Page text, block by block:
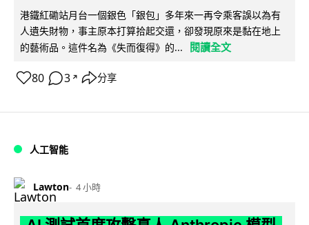
港鐵紅磡站月台一個銀色「銀包」多年來一再令乘客誤以為有
人遺失財物，事主原本打算拾起交還，卻發現原來是黏在地上
的藝術品。這件名為《失而復得》的...
閱讀全文
80 3 ↗ 分享
人工智能
Lawton 4 小時